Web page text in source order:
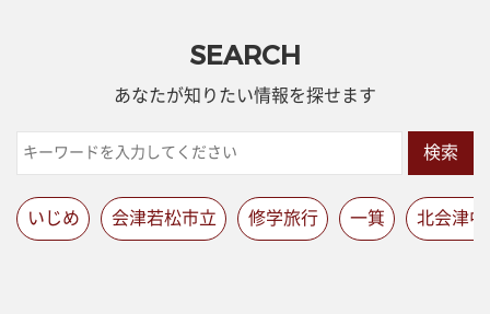
SEARCH
あなたが知りたい情報を探せます
検索
いじめ 会津若松市立 修学旅行 一箕 北会津中